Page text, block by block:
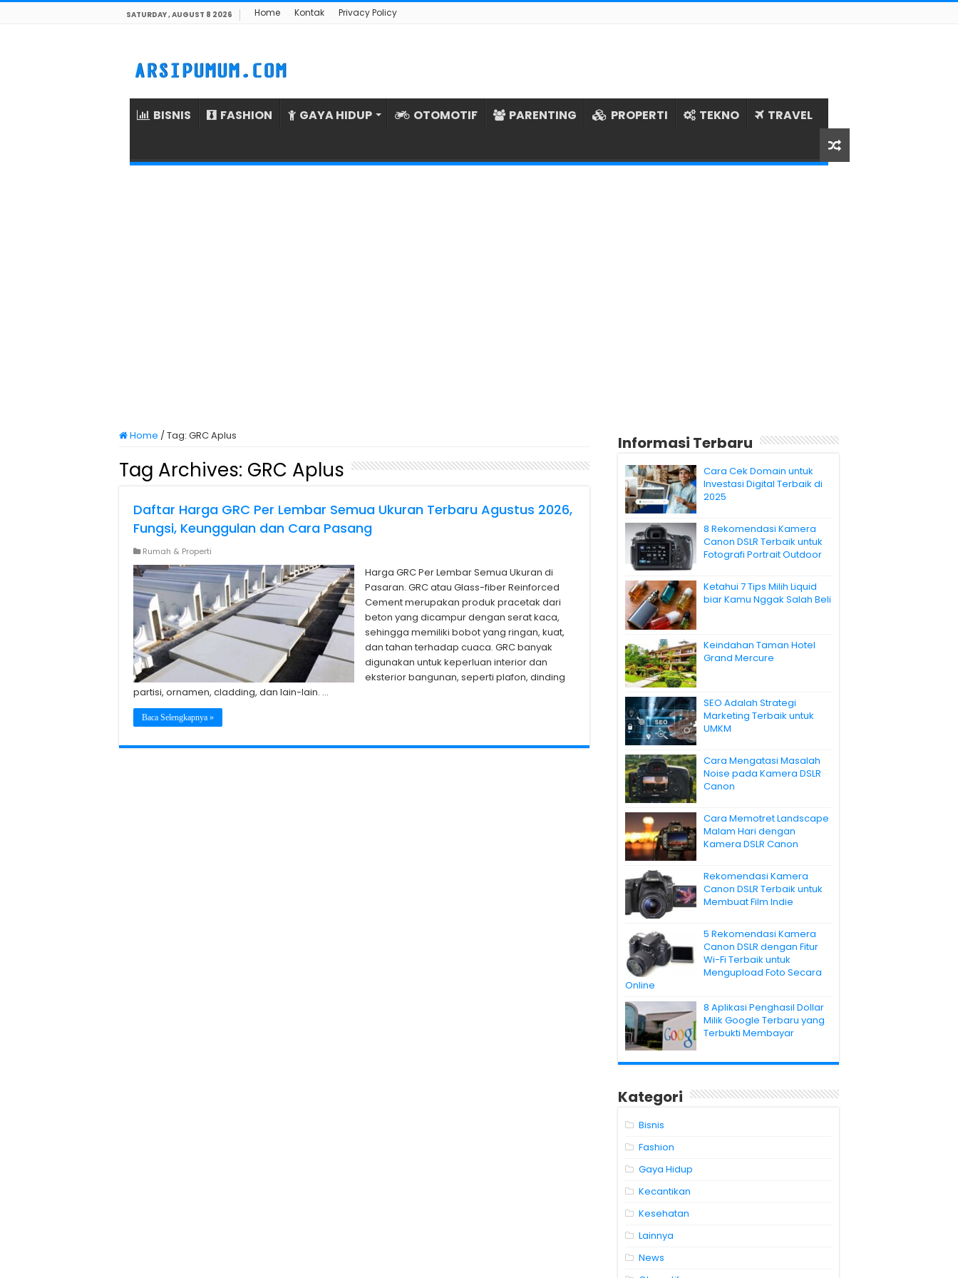
SATURDAY , AUGUST 8 2026 Home Kontak Privacy Policy
BISNIS FASHION GAYA HIDUP OTOMOTIF PARENTING PROPERTI TEKNO TRAVEL
Home /Tag: GRC Aplus
Tag Archives: GRC Aplus
Daftar Harga GRC Per Lembar Semua Ukuran Terbaru Agustus 2026,
Fungsi, Keunggulan dan Cara Pasang
Rumah & Properti
Harga GRC Per Lembar Semua Ukuran di
Pasaran. GRC atau Glass-fiber Reinforced
Cement merupakan produk pracetak dari
beton yang dicampur dengan serat kaca,
sehingga memiliki bobot yang ringan, kuat,
dan tahan terhadap cuaca. GRC banyak
digunakan untuk keperluan interior dan
eksterior bangunan, seperti plafon, dinding
partisi, ornamen, cladding, dan lain-lain. …
Baca Selengkapnya »
Informasi Terbaru
Cara Cek Domain untuk
Investasi Digital Terbaik di
2025
8 Rekomendasi Kamera
Canon DSLR Terbaik untuk
Fotografi Portrait Outdoor
Ketahui 7 Tips Milih Liquid
biar Kamu Nggak Salah Beli
Keindahan Taman Hotel
Grand Mercure
SEO Adalah Strategi
Marketing Terbaik untuk
UMKM
Cara Mengatasi Masalah
Noise pada Kamera DSLR
Canon
Cara Memotret Landscape
Malam Hari dengan
Kamera DSLR Canon
Rekomendasi Kamera
Canon DSLR Terbaik untuk
Membuat Film Indie
5 Rekomendasi Kamera
Canon DSLR dengan Fitur
Wi-Fi Terbaik untuk
Mengupload Foto Secara
Online
8 Aplikasi Penghasil Dollar
Milik Google Terbaru yang
Terbukti Membayar
Kategori
Bisnis
Fashion
Gaya Hidup
Kecantikan
Kesehatan
Lainnya
News